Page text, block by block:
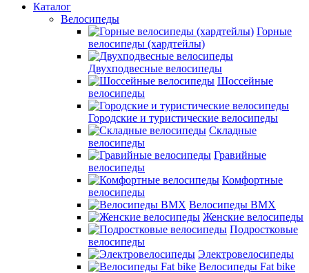
Каталог
Велосипеды
Горные
велосипеды (хардтейлы)
Двухподвесные велосипеды
Шоссейные
велосипеды
Городские и туристические велосипеды
Складные
велосипеды
Гравийные
велосипеды
Комфортные
велосипеды
Велосипеды BMX
Женские велосипеды
Подростковые
велосипеды
Электровелосипеды
Велосипеды Fat bike